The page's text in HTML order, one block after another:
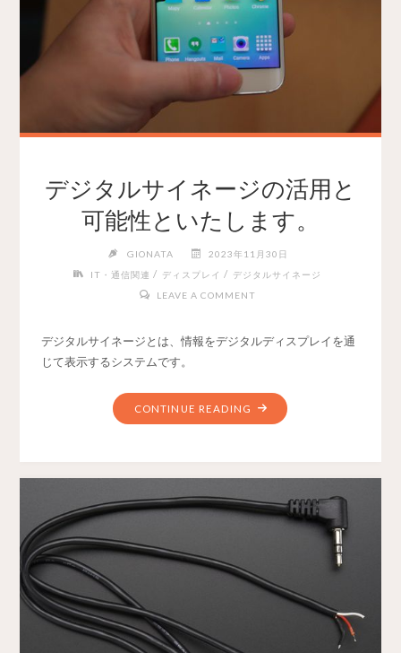
デジタルサイネージの活用と
可能性といたします。
GIONATA
2023年11月30日
IT・通信関連 / ディスプレイ / デジタルサイネージ
LEAVE A COMMENT
デジタルサイネージとは、情報をデジタルディスプレイを通
じて表示するシステムです。
CONTINUE READING